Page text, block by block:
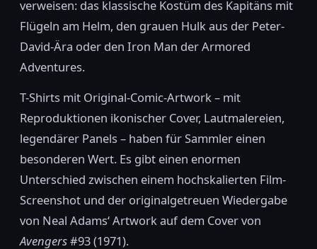
verweisen: das klassische Kostüm des Kapitäns mit
Flügeln am Helm, den grauen Hulk aus der Peter-
David-Ära oder den Iron Man der Armored
Adventures.
T-Shirts mit Original-Comic-Artwork – mit
Reproduktionen ikonischer Cover, Lautmalereien,
legendärer Panels – haben für Sammler einen
besonderen Wert. Es gibt einen enormen
Unterschied zwischen einem hochskalierten Film-
Screenshot und der originalgetreuen Wiedergabe
von Neal Adams‘ Artwork auf dem Cover von
Avengers#93 (1971).